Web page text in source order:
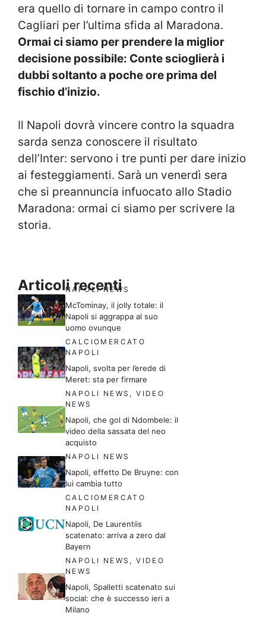
era quello di tornare in campo contro il
Cagliari per l’ultima sfida al Maradona.
Ormai ci siamo per prendere la miglior
decisione possibile: Conte scioglierà i
dubbi soltanto a poche ore prima del
fischio d’inizio.
Il Napoli dovrà vincere contro la squadra
sarda senza conoscere il risultato
dell’Inter: servono i tre punti per dare inizio
ai festeggiamenti. Sarà un venerdì sera
che si preannuncia infuocato allo Stadio
Maradona: ormai ci siamo per scrivere la
storia.
Articoli recenti
NAPOLI NEWS
McTominay, il jolly totale: il
Napoli si aggrappa al suo
uomo ovunque
CALCIOMERCATO
NAPOLI
Napoli, svolta per l’erede di
Meret: sta per firmare
NAPOLI NEWS ,VIDEO
NEWS
Napoli, che gol di Ndombele: il
video della sassata del neo
acquisto
NAPOLI NEWS
Napoli, effetto De Bruyne: con
lui cambia tutto
CALCIOMERCATO
NAPOLI
Napoli, De Laurentiis
scatenato: arriva a zero dal
Bayern
NAPOLI NEWS ,VIDEO
NEWS
Napoli, Spalletti scatenato sui
social: che è successo ieri a
Milano